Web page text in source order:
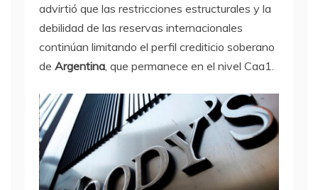
advirtió que las restricciones estructurales y la
debilidad de las reservas internacionales
continúan limitando el perfil crediticio soberano
de Argentina, que permanece en el nivel Caa1.